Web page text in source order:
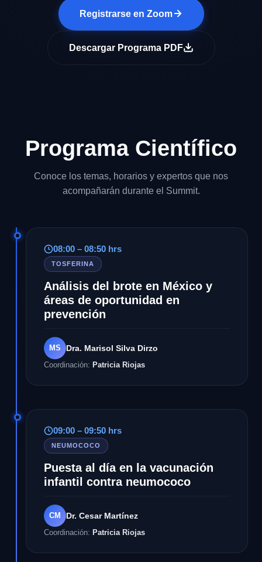
Registrarse en Zoom
Descargar Programa PDF
Programa Científico
Conoce los temas, horarios y expertos que nos
acompañarán durante el Summit.
08:00 – 08:50 hrs
TOSFERINA
Análisis del brote en México y
áreas de oportunidad en
prevención
MS Dra. Marisol Silva Dirzo
Coordinación: Patricia Riojas
09:00 – 09:50 hrs
NEUMOCOCO
Puesta al día en la vacunación
infantil contra neumococo
CM Dr. Cesar Martínez
Coordinación: Patricia Riojas